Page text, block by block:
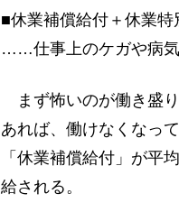
■休業補償給付＋休業特
……仕事上のケガや病
まず怖いのが働き盛
あれば、働けなくなっ
「休業補償給付」が平
給される。